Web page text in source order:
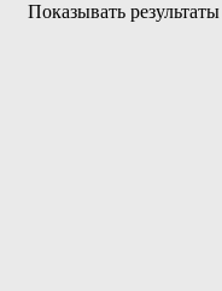
Показывать